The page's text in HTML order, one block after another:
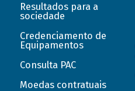
Resultados para a
sociedade
Credenciamento de
Equipamentos
Consulta PAC
Moedas contratuais